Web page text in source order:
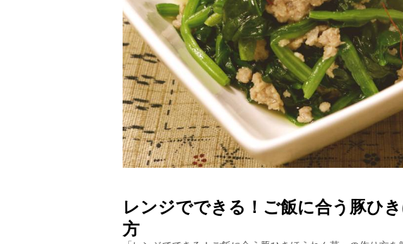
レンジでできる！ご飯に合う豚ひ
方